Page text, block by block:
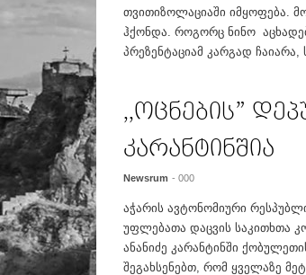
თვითიზოლაციაში იმყოფება.
ჰქონდა. როგორც ნინო
პრეზენტაციამ კარგად ჩაიარა,
,,ოცნების”
კარანტინშია
Newsrum - 000
აჭარის ავტონომიური
უფლებათა დაცვის საკითხთა
ანანიძე კარანტინში
შეგახსენებთ, რომ ყველაზე